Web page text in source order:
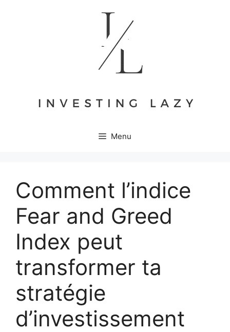
Menu
Comment l’indice
Fear and Greed
Index peut
transformer ta
stratégie
d’investissement